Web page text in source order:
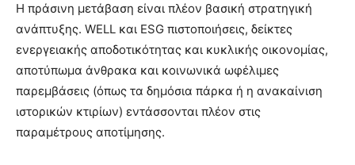
Η πράσινη μετάβαση είναι πλέον βασική στρατηγική
ανάπτυξης. WELL και ESG πιστοποιήσεις, δείκτες
ενεργειακής αποδοτικότητας και κυκλικής οικονομίας,
αποτύπωμα άνθρακα και κοινωνικά ωφέλιμες
παρεμβάσεις (όπως τα δημόσια πάρκα ή η ανακαίνιση
ιστορικών κτιρίων) εντάσσονται πλέον στις
παραμέτρους αποτίμησης.